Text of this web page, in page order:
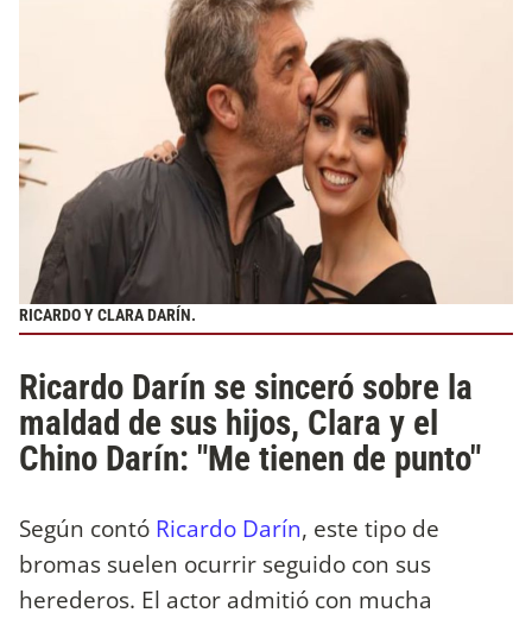
RICARDO Y CLARA DARÍN.
Ricardo Darín se sinceró sobre la
maldad de sus hijos, Clara y el
Chino Darín: "Me tienen de punto"
Según contó Ricardo Darín, este tipo de
bromas suelen ocurrir seguido con sus
herederos. El actor admitió con mucha